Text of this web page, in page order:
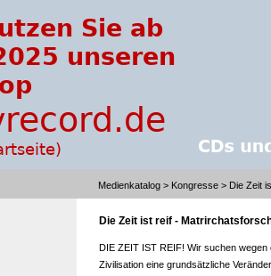
Medienkatalog > Kongresse > Die Zeit
Die Zeit ist reif -
DIE ZEIT IST REIF! Wir suchen
Zivilisation eine grundsätzliche